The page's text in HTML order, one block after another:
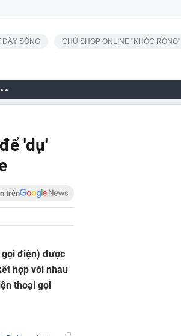
DẬY SÓNG CHỦ SHOP ONLINE "KHÓC RÒNG"
'dụ'
trên
gọi điện) được
hợp với nhau
thoại gọi